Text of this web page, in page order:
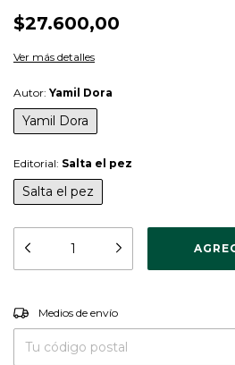
$27.600,00
Ver más detalles
Autor: Yamil Dora
Yamil Dora
Editorial: Salta el pez
Salta el pez
Entregas para el CP:
Medios de envío